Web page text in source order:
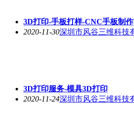
3D打印-手板打样-CNC手板制作
2020-11-30深圳市风谷三维科技
3D打印服务-模具3D打印
2020-11-24深圳市风谷三维科技